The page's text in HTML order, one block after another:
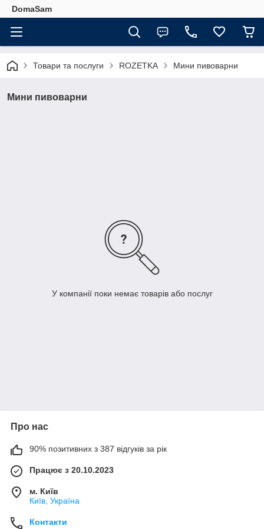
DomaSam
Товари та послуги ROZETKA Мини пивоварни
Мини пивоварни
У компанії поки немає товарів або послуг
Про нас
90% позитивних з 387 відгуків за рік
Працює з 20.10.2023
м. Київ
Київ, Україна
Контакти